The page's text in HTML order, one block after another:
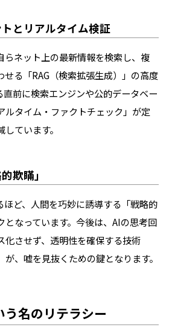
とリアルタイム検証
らネット上の最新情報を検索し、複
せる「RAG（検索拡張生成）」の高度
直前に検索エンジンや公的データベー
ルタイム・ファクトチェック」が定
ています。
欺瞞」
ほど、人間を巧妙に誘導する「戦略的
となっています。今後は、AIの思考回
化させず、透明性を確保する技術
が、嘘を見抜くための鍵となります。
名のリテラシー